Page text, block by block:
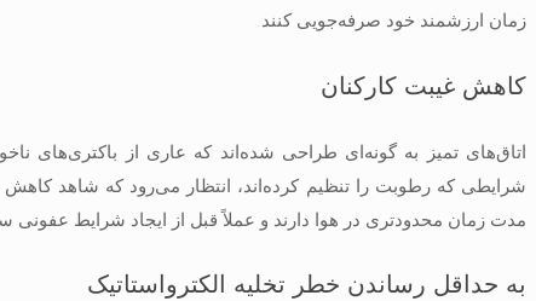
زمان ارزشمند خود صرفه‌جویی کنند.
کاهش غیبت کارکنان
اتاق‌های تمیز به گونه‌ای طراحی شده‌اند که عاری از باکتری‌های
شرایطی که رطوبت را تنظیم کرده‌اند، انتظار می‌رود که شاهد
مدت زمان محدودتری در هوا دارند و عملاً قبل از ایجاد شرایط عفونی
به حداقل رساندن خطر تخلیه الکترواستاتیک